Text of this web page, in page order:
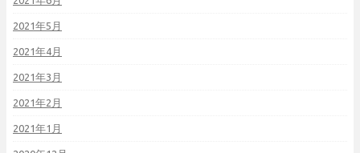
2021年5月
2021年4月
2021年3月
2021年2月
2021年1月